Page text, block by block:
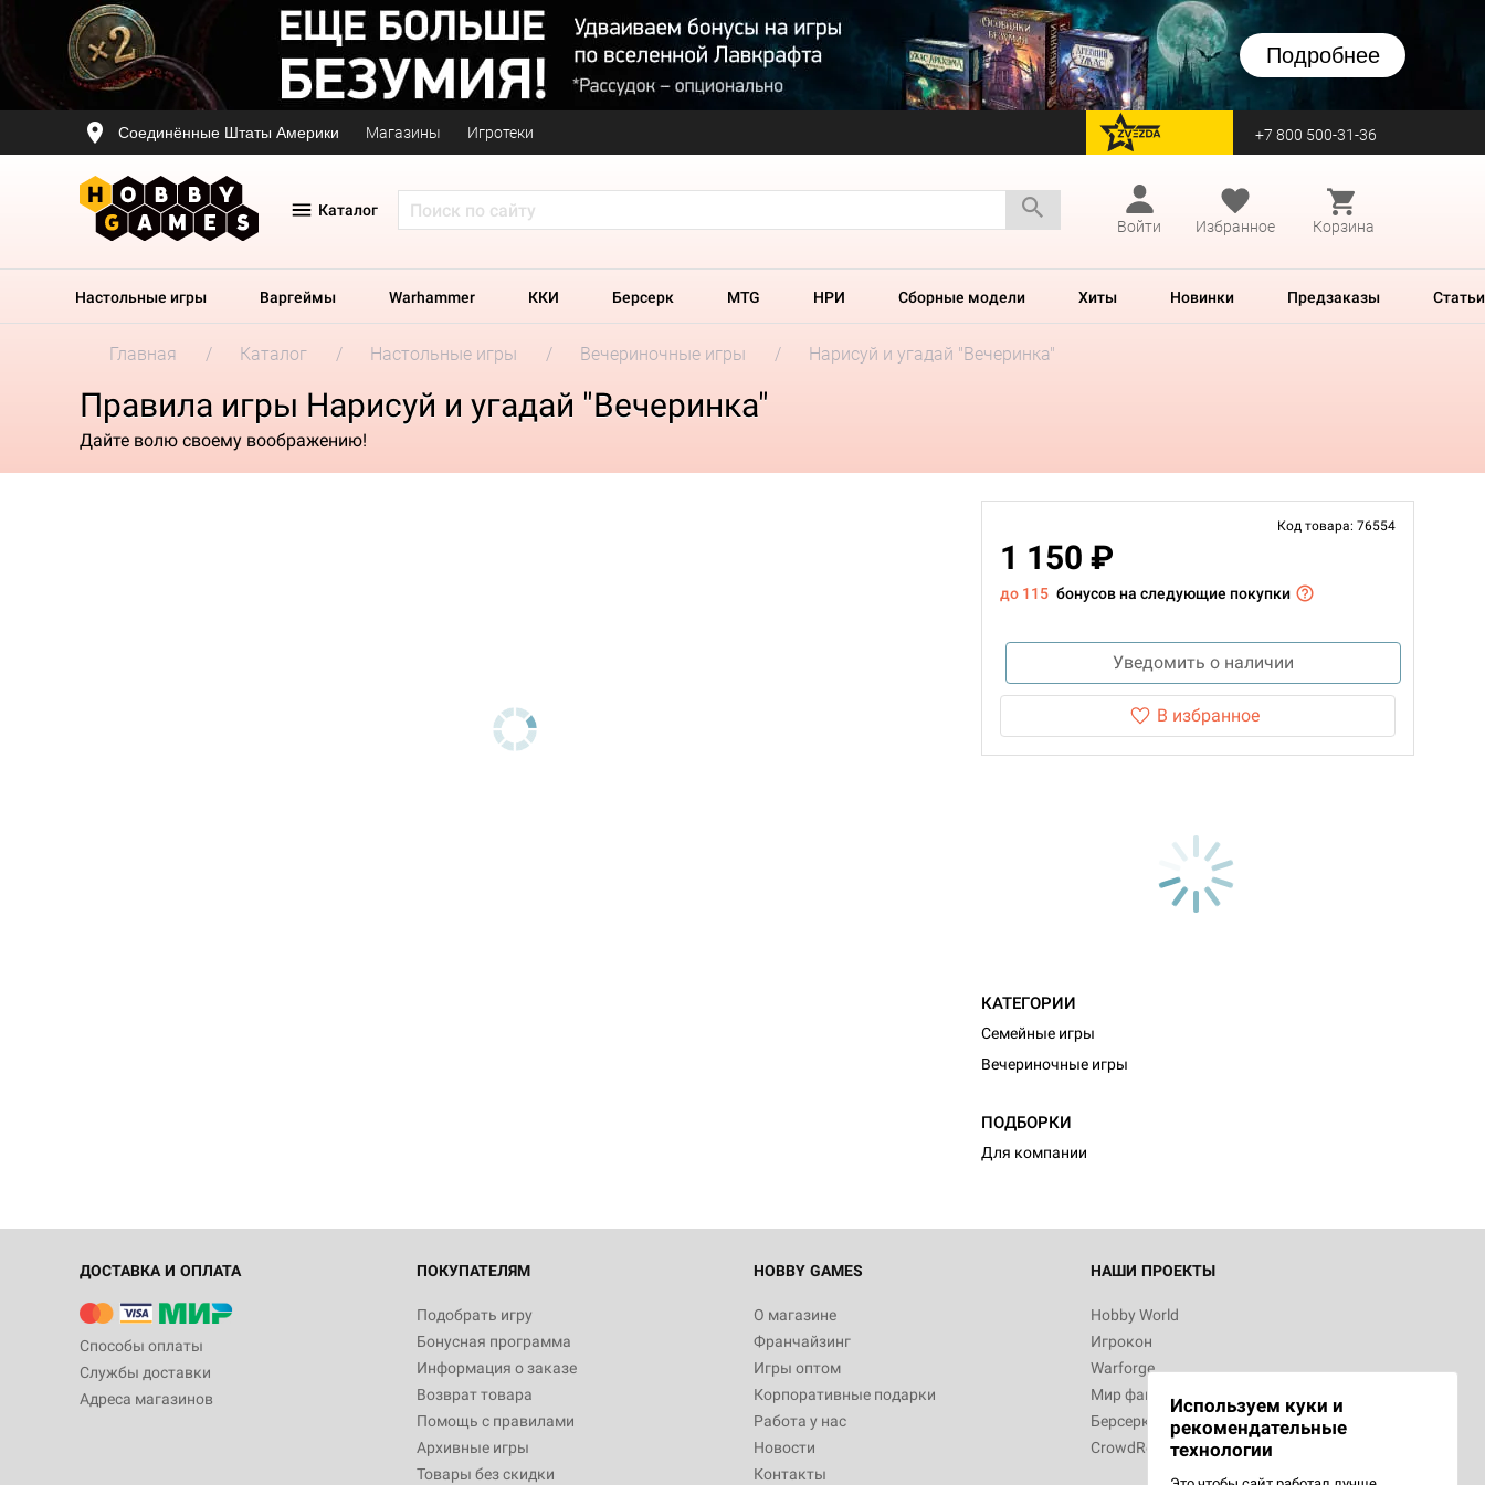
Подробнее
Соединённые Штаты Америки Магазины Игротеки перейти на Zvezda +7 800 500-31-36
Каталог
Войти
Избранное Корзина
Настольные игры Варгеймы Warhammer ККИ Берсерк MTG НРИ Сборные модели Хиты Новинки Предзаказы Статьи
Главная Каталог Настольные игры Вечериночные игры Нарисуй и угадай "Вечеринка"
Правила игры Нарисуй и угадай "Вечеринка"
Дайте волю своему воображению!
Код товара: 76554
1 150 ₽
до 115 бонусов на следующие покупки
Уведомить о наличии
В избранное
КАТЕГОРИИ
Семейные игры
Вечериночные игры
ПОДБОРКИ
Для компании
ДОСТАВКА И ОПЛАТА
Способы оплаты
Службы доставки
Адреса магазинов
ПОКУПАТЕЛЯМ
Подобрать игру
Бонусная программа
Информация о заказе
Возврат товара
Помощь с правилами
Архивные игры
Товары без скидки
HOBBY GAMES
О магазине
Франчайзинг
Игры оптом
Корпоративные подарки
Работа у нас
Новости
Контакты
НАШИ ПРОЕКТЫ
Hobby World
Игрокон
Warforge
Мир фантастики
Берсерк
CrowdRepublic
Используем куки и
рекомендательные
технологии